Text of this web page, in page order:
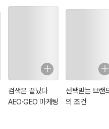
검색은 끝났다
AEO·GEO 마케팅
선택받는 브랜
의 조건